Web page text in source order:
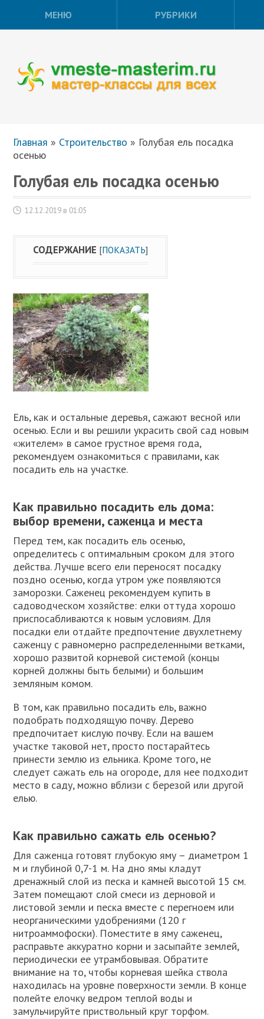
МЕНЮ РУБРИКИ
Главная » Строительство » Голубая ель посадка
осенью
Голубая ель посадка осенью
12.12.2019 в 01:05
СОДЕРЖАНИЕ [ПОКАЗАТЬ]
Ель, как и остальные деревья, сажают весной или
осенью. Если и вы решили украсить свой сад новым
«жителем» в самое грустное время года,
рекомендуем ознакомиться с правилами, как
посадить ель на участке.
Как правильно посадить ель дома:
выбор времени, саженца и места
Перед тем, как посадить ель осенью,
определитесь с оптимальным сроком для этого
действа. Лучше всего ели переносят посадку
поздно осенью, когда утром уже появляются
заморозки. Саженец рекомендуем купить в
садоводческом хозяйстве: елки оттуда хорошо
приспосабливаются к новым условиям. Для
посадки ели отдайте предпочтение двухлетнему
саженцу с равномерно распределенными ветками,
хорошо развитой корневой системой (концы
корней должны быть белыми) и большим
земляным комом.
В том, как правильно посадить ель, важно
подобрать подходящую почву. Дерево
предпочитает кислую почву. Если на вашем
участке таковой нет, просто постарайтесь
принести землю из ельника. Кроме того, не
следует сажать ель на огороде, для нее подходит
место в саду, можно вблизи с березой или другой
елью.
Как правильно сажать ель осенью?
Для саженца готовят глубокую яму – диаметром 1
м и глубиной 0,7-1 м. На дно ямы кладут
дренажный слой из песка и камней высотой 15 см.
Затем помещают слой смеси из дерновой и
листовой земли и песка вместе с перегноем или
неорганическими удобрениями (120 г
нитроаммофоски). Поместите в яму саженец,
расправьте аккуратно корни и засыпайте землей,
периодически ее утрамбовывая. Обратите
внимание на то, чтобы корневая шейка ствола
находилась на уровне поверхности земли. В конце
полейте елочку ведром теплой воды и
замульчируйте приствольный круг торфом.